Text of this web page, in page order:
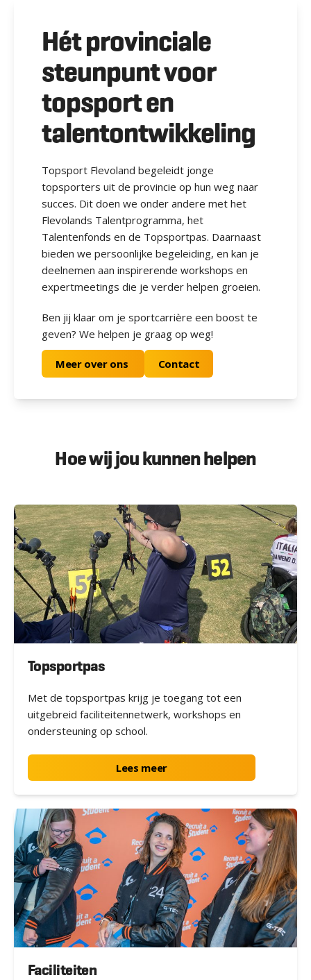
Hét provinciale
steunpunt voor
topsport en
talentontwikkeling
Topsport Flevoland begeleidt jonge
topsporters uit de provincie op hun weg naar
succes. Dit doen we onder andere met het
Flevolands Talentprogramma, het
Talentenfonds en de Topsportpas. Daarnaast
bieden we persoonlijke begeleiding, en kan je
deelnemen aan inspirerende workshops en
expertmeetings die je verder helpen groeien.
Ben jij klaar om je sportcarrière een boost te
geven? We helpen je graag op weg!
Meer over ons Contact
Hoe wij jou kunnen helpen
Topsportpas
Met de topsportpas krijg je toegang tot een
uitgebreid faciliteitennetwerk, workshops en
ondersteuning op school.
Lees meer
Faciliteiten